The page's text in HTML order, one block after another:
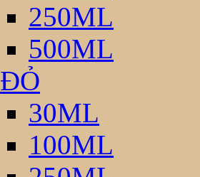
250ML
500ML
ĐỎ
30ML
100ML